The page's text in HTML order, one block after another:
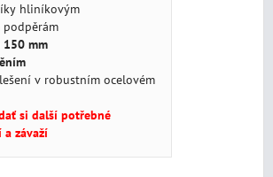
hliníkovým
150 mm
v robustním ocelovém
si další potřebné
závaží